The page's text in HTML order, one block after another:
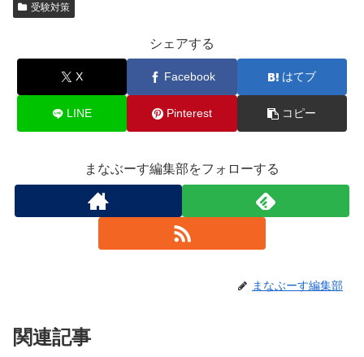
受験対策
シェアする
X Facebook はてブ
LINE Pinterest コピー
まなぶーす編集部をフォローする
まなぶーす編集部
関連記事